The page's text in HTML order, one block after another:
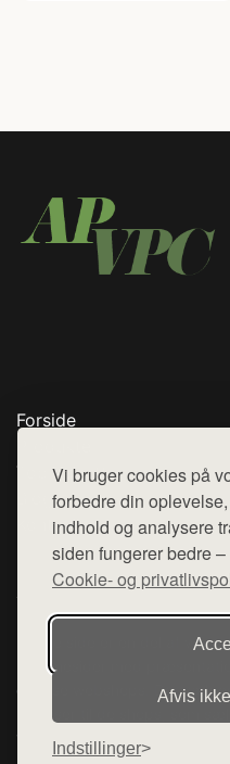
Vi bruger cookies på
forbedre din
indhold og analysere
siden fungerer bedre
Cookie- og
Afvis
Indstillinger
Forside
Top Rabatter
Blog
Kontakt
Denne side er en del af
hjemmesider med
diverse webshops. Der
varerne på lager.